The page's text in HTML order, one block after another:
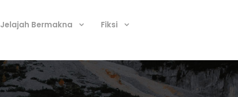
Jelajah Bermakna Fiksi